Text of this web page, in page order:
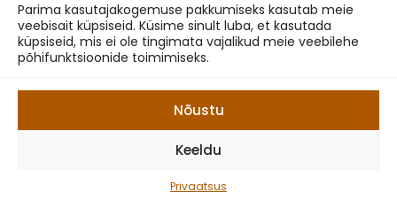
Parima kasutajakogemuse pakkumiseks kasutab meie
veebisait küpsiseid. Küsime sinult luba, et kasutada
küpsiseid, mis ei ole tingimata vajalikud meie veebilehe
põhifunktsioonide toimimiseks.
Nõustu
Keeldu
Privaatsus